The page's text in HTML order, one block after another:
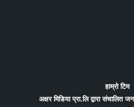
हाम्रो टिम
अक्षर मिडिया प्रा.लि द्वारा संचालित